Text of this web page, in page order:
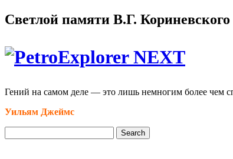
Светлой памяти В.Г. Кориневского
Гений на самом деле — это лишь немногим более чем
Уильям Джеймс